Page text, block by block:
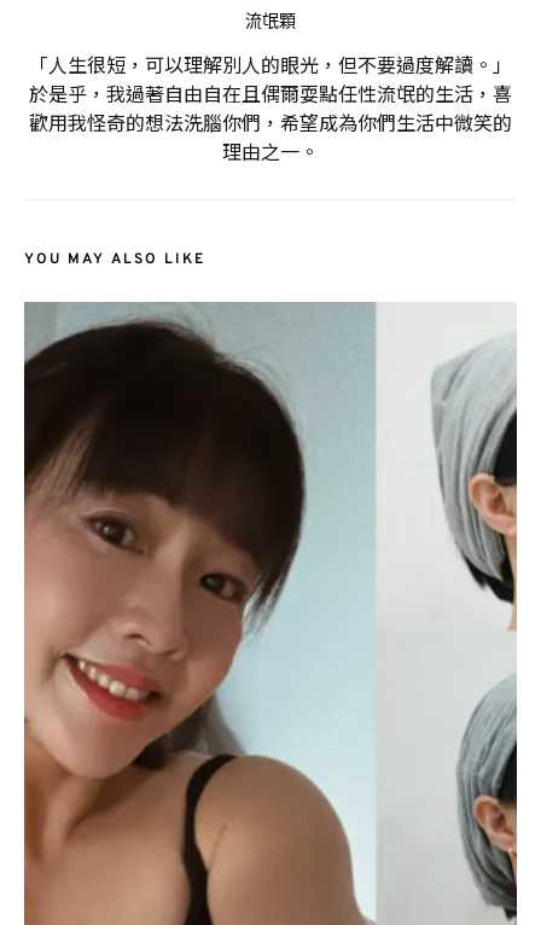
流氓顆
「人生很短，可以理解別人的眼光，但不要過度解讀。」
於是乎，我過著自由自在且偶爾耍點任性流氓的生活，喜
歡用我怪奇的想法洗腦你們，希望成為你們生活中微笑的
理由之一。
YOU MAY ALSO LIKE